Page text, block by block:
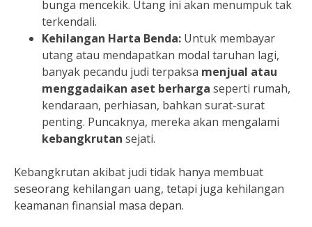
bunga mencekik. Utang ini akan menumpuk tak
terkendali.
Kehilangan Harta Benda: Untuk membayar
utang atau mendapatkan modal taruhan lagi,
banyak pecandu judi terpaksa menjual atau
menggadaikan aset berharga seperti rumah,
kendaraan, perhiasan, bahkan surat-surat
penting. Puncaknya, mereka akan mengalami
kebangkrutan sejati.
Kebangkrutan akibat judi tidak hanya membuat
seseorang kehilangan uang, tetapi juga kehilangan
keamanan finansial masa depan.